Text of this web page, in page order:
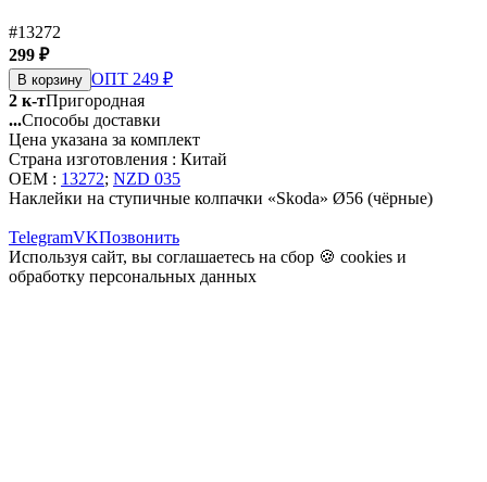
#13272
299 ₽
В корзину ОПТ 249 ₽
2 к-тПригородная
...Способы доставки
Цена указана за комплект
Страна изготовления : Китай
OEM : 13272; NZD 035
Наклейки на ступичные колпачки «Skoda» Ø56 (чёрные)
TelegramVKПозвонить
Используя сайт, вы соглашаетесь на сбор 🍪 cookies и
обработку персональных данных